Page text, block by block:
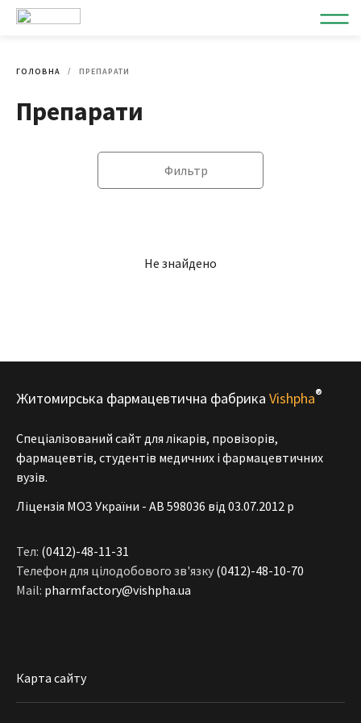
ГОЛОВНА ПРЕПАРАТИ
Препарати
Фильтр
Не знайдено
Житомирська фармацевтична фабрика Vishpha®
Спеціалізований сайт для лікарів, провізорів,
фармацевтів, студентів медичних і фармацевтичних
вузів.
Ліцензія МОЗ України - АВ 598036 від 03.07.2012 р
Тел: (0412)-48-11-31
Телефон для цілодобового зв'язку (0412)-48-10-70
Mail: pharmfactory@vishpha.ua
Карта сайту